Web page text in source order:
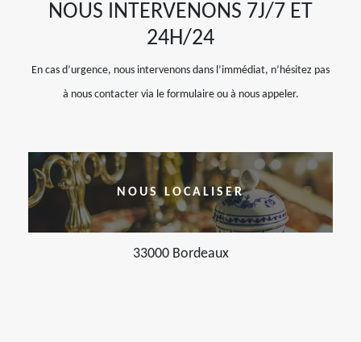
NOUS INTERVENONS 7J/7 ET
24H/24
En cas d’urgence, nous intervenons dans l’immédiat, n’hésitez pas
à nous contacter via le formulaire ou à nous appeler.
NOUS LOCALISER
33000 Bordeaux